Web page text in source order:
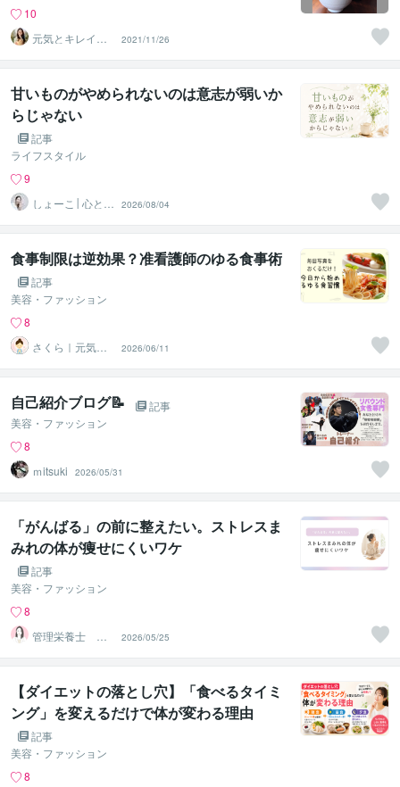
10
元気とキレイを
叶えるお米生活S
ayaka
2021/11/26
甘いものがやめられないのは意志が弱いか
らじゃない
記事
ライフスタイル
9
しょーこ│心と体
を整える人
2026/08/04
食事制限は逆効果？准看護師のゆる食事術
記事
美容・ファッション
8
さくら｜元気に
働きたい人を応
援
2026/06/11
自己紹介ブログ📝
記事
美容・ファッション
8
ｍitsuki
2026/05/31
「がんばる」の前に整えたい。ストレスま
みれの体が痩せにくいワケ
記事
美容・ファッション
8
管理栄養士 さ
とうきび
2026/05/25
【ダイエットの落とし穴】「食べるタイミ
ング」を変えるだけで体が変わる理由
記事
美容・ファッション
8